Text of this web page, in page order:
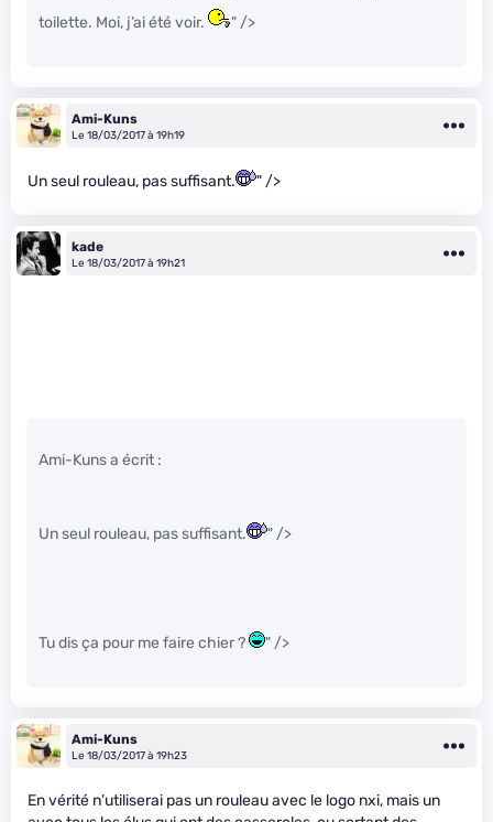
toilette. Moi, j’ai été voir.
" />
Ami-Kuns
Le 18/03/2017 à 19h19
Un seul rouleau, pas suffisant. " />
kade
Le 18/03/2017 à 19h21
Ami-Kuns a écrit :
Un seul rouleau, pas suffisant. " />
Tu dis ça pour me faire chier ? " />
Ami-Kuns
Le 18/03/2017 à 19h23
En vérité n’utiliserai pas un rouleau avec le logo nxi, mais un